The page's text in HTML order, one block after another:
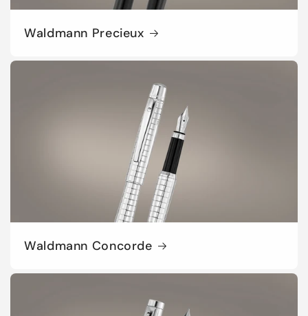
Waldmann Precieux
Waldmann Concorde